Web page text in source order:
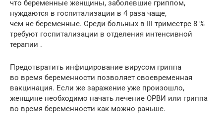
что беременные женщины, заболевшие гриппом,
нуждаются в госпитализации в 4 раза чаще,
чем не беременные. Среди больных в III триместре 8 %
требуют госпитализации в отделения интенсивной
терапии .
Предотвратить инфицирование вирусом гриппа
во время беременности позволяет своевременная
вакцинация. Если же заражение уже произошло,
женщине необходимо начать лечение ОРВИ или гриппа
во время беременности как можно раньше.